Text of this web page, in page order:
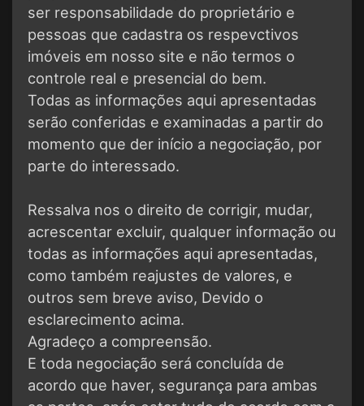
ser responsabilidade do proprietário e
pessoas que cadastra os respevctivos
imóveis em nosso site e não termos o
controle real e presencial do bem.
Todas as informações aqui apresentadas
serão conferidas e examinadas a partir do
momento que der início a negociação, por
parte do interessado.
Ressalva nos o direito de corrigir, mudar,
acrescentar excluir, qualquer informação ou
todas as informações aqui apresentadas,
como também reajustes de valores, e
outros sem breve aviso, Devido o
esclarecimento acima.
Agradeço a compreensão.
E toda negociação será concluída de
acordo que haver, segurança para ambas